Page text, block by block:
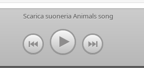
Scarica suoneria Animals song